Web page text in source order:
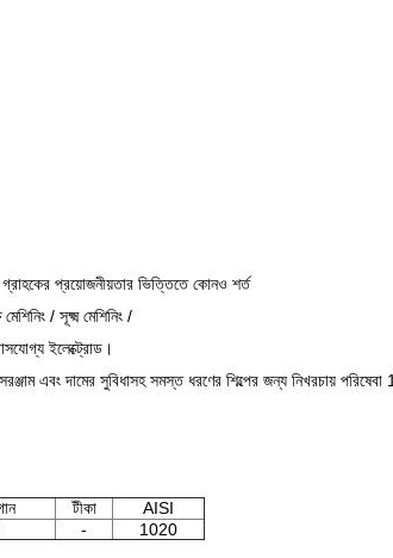
গ্রাহকের প্রয়োজনীয়তার ভিত্তিতে কোনও শর্ত
/ সূক্ষ্ম মেশিনিং /
ইলেক্ট্রোড।
এবং দামের সুবিধাসহ সমস্ত ধরণের শিল্পের জন্য নিখরচায়
টীকা
AISI
- 1020